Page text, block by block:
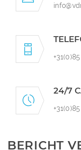
24/7
BERICHT